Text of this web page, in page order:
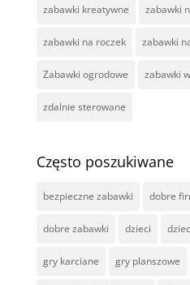
zabawki kreatywne zabawki
zabawki na roczek zabawki
Zabawki ogrodowe zabawki
zdalnie sterowane
Często poszukiwane
bezpieczne zabawki dobre
dobre zabawki dzieci
gry karciane gry planszowe